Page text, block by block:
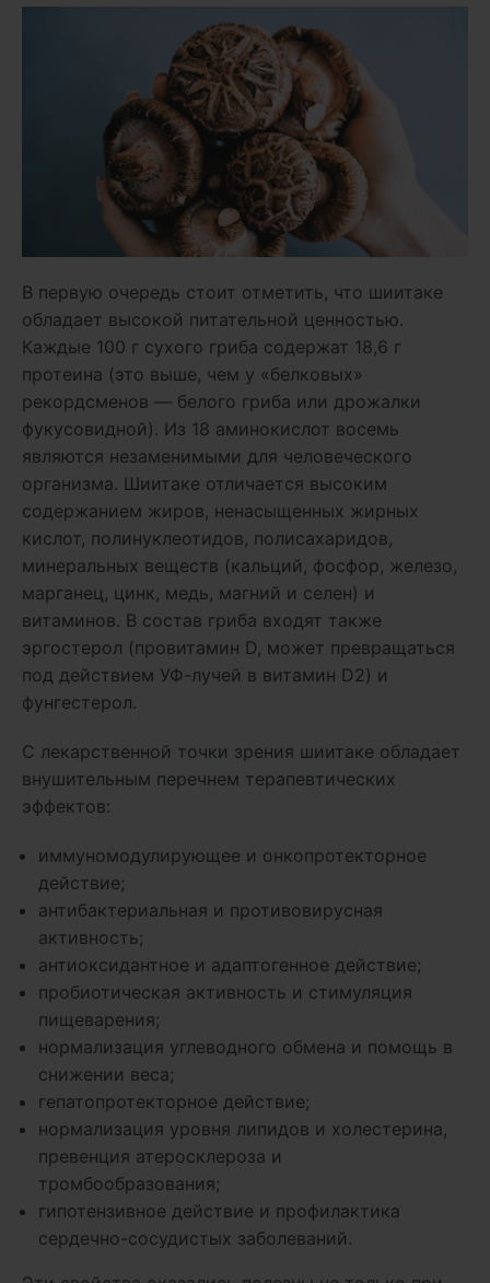
В первую очередь стоит отметить, что шиитаке
обладает высокой питательной ценностью.
Каждые 100 г сухого гриба содержат 18,6 г
протеина (это выше, чем у «белковых»
рекордсменов — белого гриба или дрожалки
фукусовидной). Из 18 аминокислот восемь
являются незаменимыми для человеческого
организма. Шиитаке отличается высоким
содержанием жиров, ненасыщенных жирных
кислот, полинуклеотидов, полисахаридов,
минеральных веществ (кальций, фосфор, железо,
марганец, цинк, медь, магний и селен) и
витаминов. В состав гриба входят также
эргостерол (провитамин D, может превращаться
под действием УФ-лучей в витамин D2) и
фунгестерол.
С лекарственной точки зрения шиитаке обладает
внушительным перечнем терапевтических
эффектов:
иммуномодулирующее и онкопротекторное
действие;
антибактериальная и противовирусная
активность;
антиоксидантное и адаптогенное действие;
пробиотическая активность и стимуляция
пищеварения;
нормализация углеводного обмена и помощь в
снижении веса;
гепатопротекторное действие;
нормализация уровня липидов и холестерина,
превенция атеросклероза и
тромбообразования;
гипотензивное действие и профилактика
сердечно-сосудистых заболеваний.